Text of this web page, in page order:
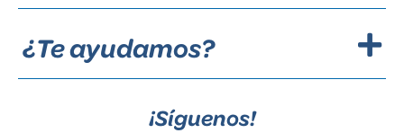
¿Te ayudamos?
¡Síguenos!